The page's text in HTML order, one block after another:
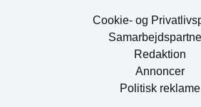
Cookie- og
Redaktion
Annoncer
Politisk reklame